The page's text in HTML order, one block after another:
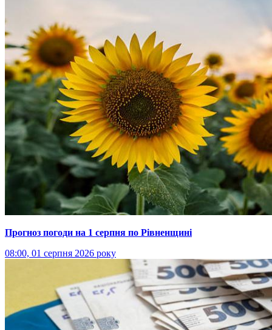
Прогноз погоди на 1 серпня по Рівненщині
08:00, 01 серпня 2026 року